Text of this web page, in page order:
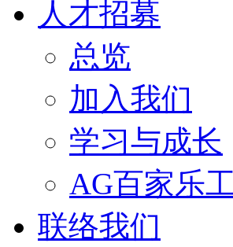
人才招募
总览
加入我们
学习与成长
AG百家乐
联络我们